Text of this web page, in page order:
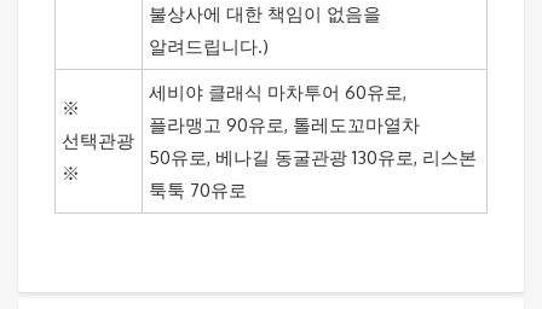
불상사에 대한 책임이 없음을
알려드립니다.)
※
선택관광
※
세비야 클래식 마차투어 60유로,
플라맹고 90유로, 톨레도꼬마열차
50유로, 베나길 동굴관광 130유로, 리스본
툭툭 70유로